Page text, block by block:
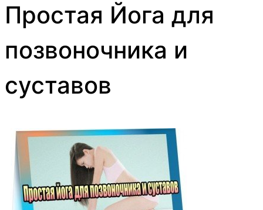
Простая Йога для
позвоночника и
суставов